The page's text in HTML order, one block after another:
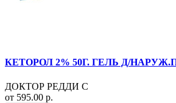
КЕТОРОЛ 2% 50Г. ГЕЛЬ Д/
ДОКТОР РЕДДИ С
от 595.00 р.